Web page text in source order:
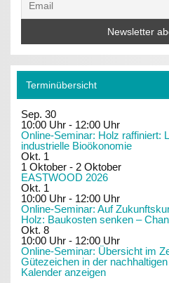
Terminübersicht
Sep.30
10:00 Uhr - 12:00 Uhr
Online-Seminar: Holz raffiniert:
industrielle Bioökonomie
Okt. 1
1 Oktober - 2 Oktober
EASTWOOD 2026
Okt. 1
10:00 Uhr - 12:00 Uhr
Online-Seminar: Auf
Holz: Baukosten senken –
Okt.8
10:00 Uhr - 12:00 Uhr
Online-Seminar: Übersicht im
Gütezeichen in der
Kalender anzeigen